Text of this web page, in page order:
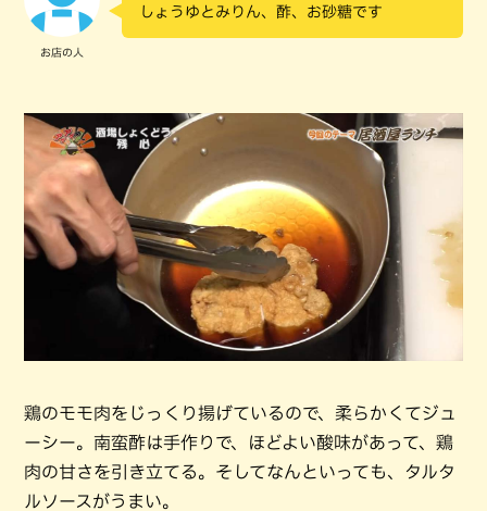
お店の人
しょうゆとみりん、酢、お砂糖です
鶏のモモ肉をじっくり揚げているので、柔らかくてジュ
ーシー。南蛮酢は手作りで、ほどよい酸味があって、鶏
肉の甘さを引き立てる。そしてなんといっても、タルタ
ルソースがうまい。